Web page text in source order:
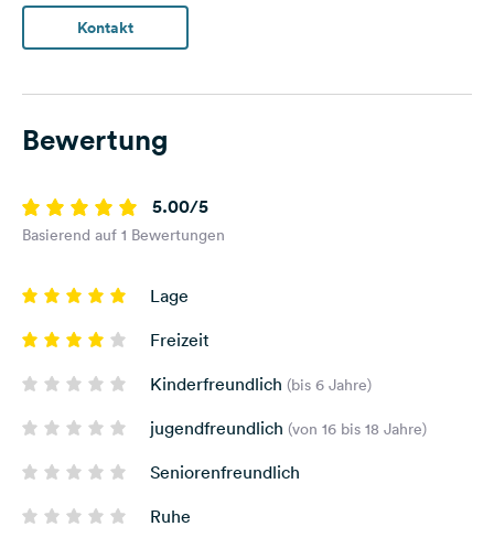
Kontakt
Bewertung
5.00/5
Basierend auf 1 Bewertungen
Lage
Freizeit
Kinderfreundlich (bis 6 Jahre)
jugendfreundlich (von 16 bis 18 Jahre)
Seniorenfreundlich
Ruhe